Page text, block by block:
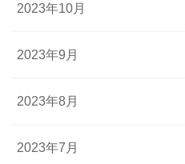
2023年10月
2023年9月
2023年8月
2023年7月